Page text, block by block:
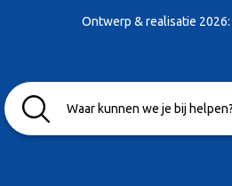
Ontwerp & realisatie 2026: